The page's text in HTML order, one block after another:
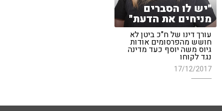
"יש לו הסברים
מניחים את הדעת"
עורך דינו של ח"כ ביטן לא
חושש מהפרסומים אודות
גיוס משה יוסף כעד מדינה
נגד לקוחו
17/12/2017